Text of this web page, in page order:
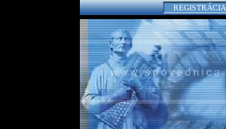
REGISTRÁCIA